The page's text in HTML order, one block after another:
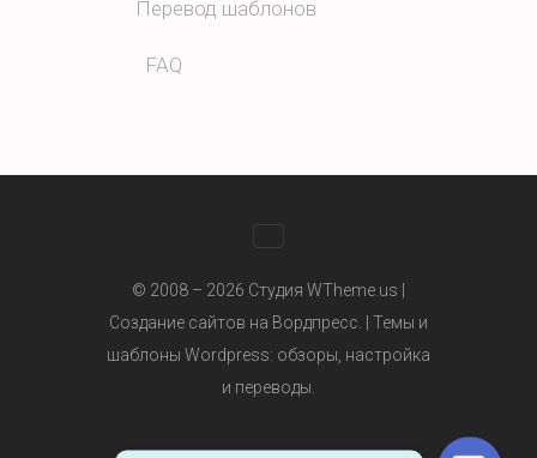
Перевод шаблонов
FAQ
© 2008 – 2026 Студия WTheme.us |
Создание сайтов на Вордпресс. | Темы и
шаблоны Wordpress: обзоры, настройка
и переводы.